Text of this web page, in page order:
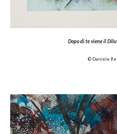
Dopo di te viene il
© Daniele